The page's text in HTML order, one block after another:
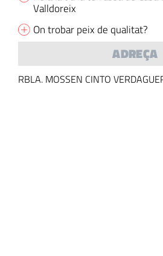
Valldoreix
On trobar peix de qualitat?
ADREÇA
RBLA. MOSSEN CINTO